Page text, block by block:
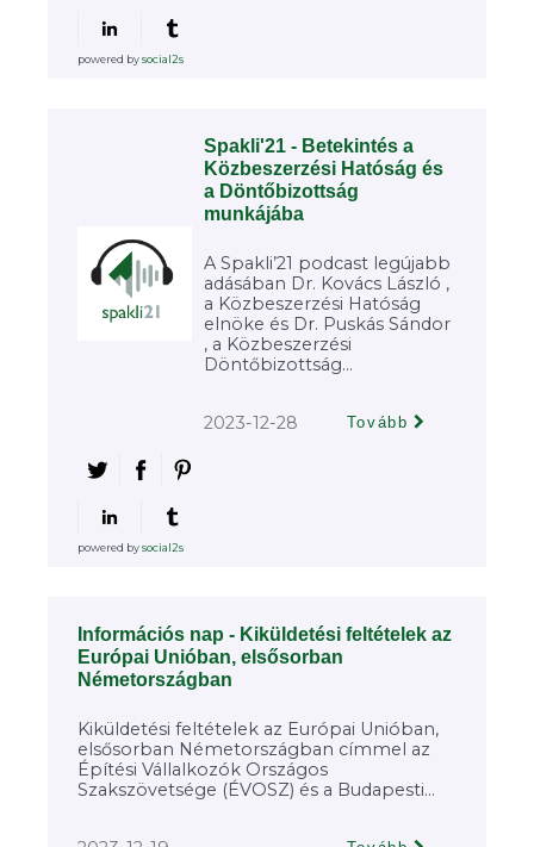
powered bysocial2s
Spakli'21 - Betekintés a
Közbeszerzési Hatóság és
a Döntőbizottság
munkájába
A Spakli’21 podcast legújabb
adásában Dr. Kovács László ,
a Közbeszerzési Hatóság
elnöke és Dr. Puskás Sándor
, a Közbeszerzési
Döntőbizottság...
2023-12-28 Tovább
powered bysocial2s
Információs nap - Kiküldetési feltételek az
Európai Unióban, elsősorban
Németországban
Kiküldetési feltételek az Európai Unióban,
elsősorban Németországban címmel az
Építési Vállalkozók Országos
Szakszövetsége (ÉVOSZ) és a Budapesti...